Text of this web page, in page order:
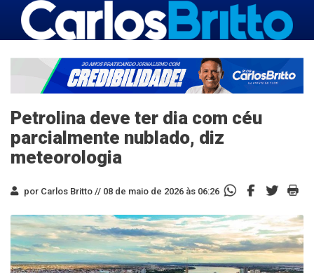
Petrolina deve ter dia com céu
parcialmente nublado, diz
meteorologia
por Carlos Britto // 08 de maio de 2026 às 06:26